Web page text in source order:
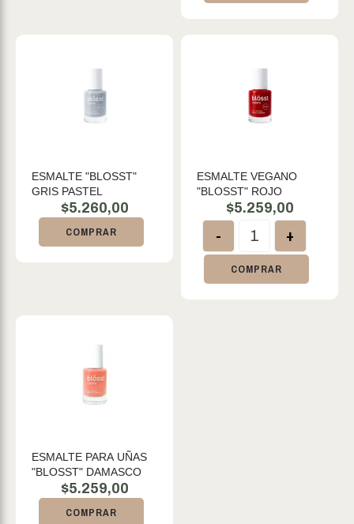
ESMALTE "BLOSST"
GRIS PASTEL
$5.260,00
COMPRAR
ESMALTE VEGANO
"BLOSST" ROJO
$5.259,00
- +
COMPRAR
ESMALTE PARA UÑAS
"BLOSST" DAMASCO
$5.259,00
COMPRAR